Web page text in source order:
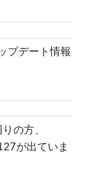
プデート情報
の方、
が出ていま